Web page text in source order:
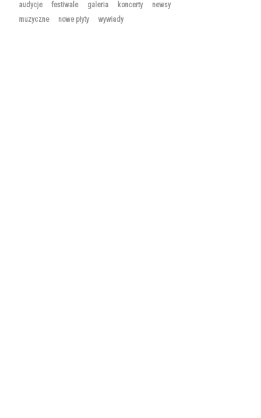
audycje festiwale galeria koncerty
newsy
muzyczne
nowe płyty wywiady